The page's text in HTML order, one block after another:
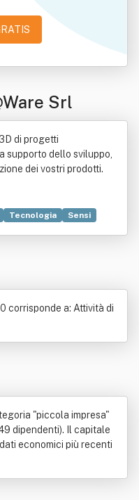
Srl
di progetti
supporto dello sviluppo,
dei vostri prodotti.
Tecnologia
Sensi
corrisponde a: Attività di
"piccola impresa"
dipendenti). Il capitale
economici più recenti